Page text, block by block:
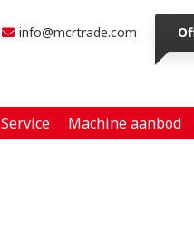
info@mcrtrade.com
Service Machine aanbod